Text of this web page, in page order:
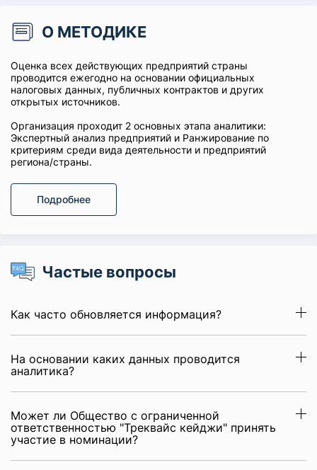
О МЕТОДИКЕ
Оценка всех действующих предприятий страны
проводится ежегодно на основании официальных
налоговых данных, публичных контрактов и других
открытых источников.
Организация проходит 2 основных этапа аналитики:
Экспертный анализ предприятий и Ранжирование по
критериям среди вида деятельности и предприятий
региона/страны.
Подробнее
Частые вопросы
Как часто обновляется информация?
На основании каких данных проводится
аналитика?
Может ли Общество с ограниченной
ответственностью "Треквайс кейджи" принять
участие в номинации?